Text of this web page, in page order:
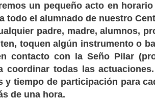
un pequeño acto en horario
todo el alumnado de nuestro
padre, madre, alumnos,
toquen algún instrumento o
contacto con la Seño Pilar
coordinar todas las
y tiempo de participación para
de una hora.